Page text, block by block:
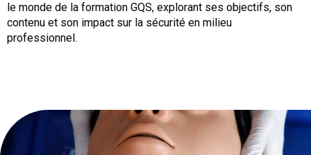
le monde de la formation GQS, explorant ses objectifs, son
contenu et son impact sur la sécurité en milieu
professionnel.